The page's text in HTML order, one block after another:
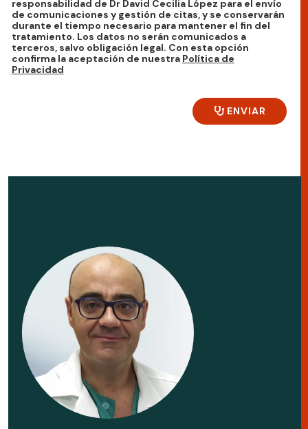
responsabilidad de Dr David Cecilia López para el envío
de comunicaciones y gestión de citas, y se conservarán
durante el tiempo necesario para mantener el fin del
tratamiento. Los datos no serán comunicados a
terceros, salvo obligación legal. Con esta opción
confirma la aceptación de nuestra Política de
Privacidad
ENVIAR